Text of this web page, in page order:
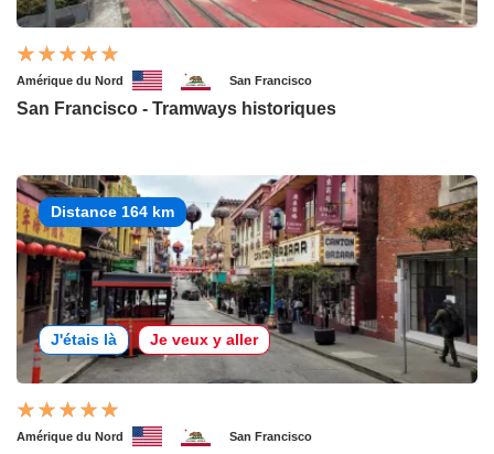
Amérique du Nord San Francisco
San Francisco - Tramways historiques
Distance 164 km
J'étais là Je veux y aller
Amérique du Nord San Francisco